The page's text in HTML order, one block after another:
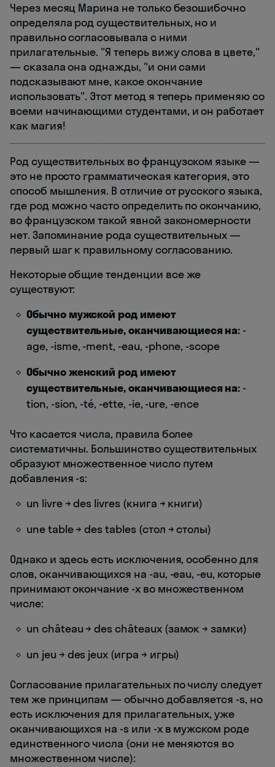
Через месяц Марина не только безошибочно
определяла род существительных, но и
правильно согласовывала с ними
прилагательные. "Я теперь вижу слова в цвете,"
— сказала она однажды, "и они сами
подсказывают мне, какое окончание
использовать". Этот метод я теперь применяю со
всеми начинающими студентами, и он работает
как магия!
Род существительных во французском языке —
это не просто грамматическая категория, это
способ мышления. В отличие от русского языка,
где род можно часто определить по окончанию,
во французском такой явной закономерности
нет. Запоминание рода существительных —
первый шаг к правильному согласованию.
Некоторые общие тенденции все же
существуют:
Обычно мужской род имеют
существительные, оканчивающиеся на: -
age, -isme, -ment, -eau, -phone, -scope
Обычно женский род имеют
существительные, оканчивающиеся на: -
tion, -sion, -té, -ette, -ie, -ure, -ence
Что касается числа, правила более
систематичны. Большинство существительных
образуют множественное число путем
добавления -s:
un livre → des livres (книга → книги)
une table → des tables (стол → столы)
Однако и здесь есть исключения, особенно для
слов, оканчивающихся на -au, -eau, -eu, которые
принимают окончание -x во множественном
числе:
un château → des châteaux (замок → замки)
un jeu → des jeux (игра → игры)
Согласование прилагательных по числу следует
тем же принципам — обычно добавляется -s, но
есть исключения для прилагательных, уже
оканчивающихся на -s или -x в мужском роде
единственного числа (они не меняются во
множественном числе):